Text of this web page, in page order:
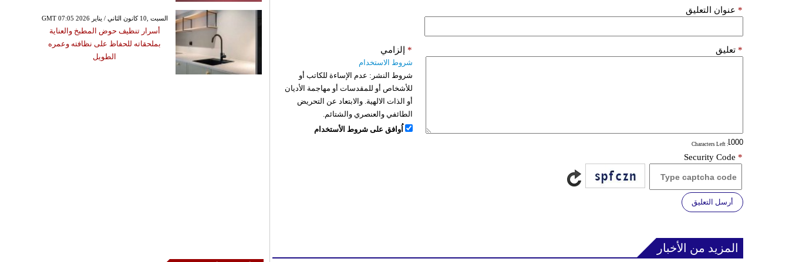
عنوان التعليق *
تعليق *
: Characters Left
إلزامي *
شروط الاستخدام
شروط النشر: عدم الإساءة للكاتب أو
للأشخاص أو للمقدسات أو مهاجمة الأديان
أو الذات الالهية. والابتعاد عن التحريض
الطائفي والعنصري والشتائم.
اُوافق على شروط الأستخدام
Security Code *
أرسل التعليق
المزيد من الأخبار
GMT 07:05 2026 السبت ,10 كانون الثاني / يناير
أسرار تنظيف حوض المطبخ والعناية
بملحقاته للحفاظ على نظافته وعمره
الطويل